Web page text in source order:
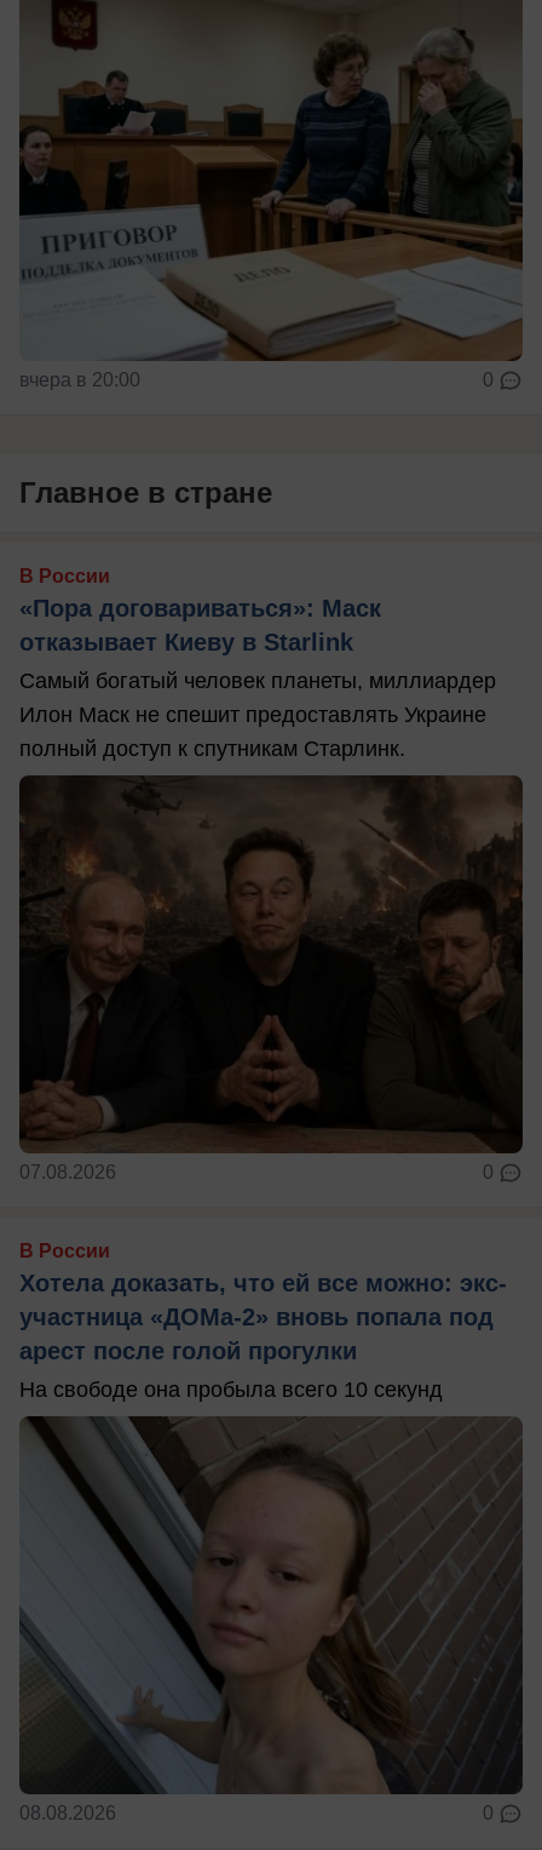
вчера в 20:00 0
Главное в стране
В России
«Пора договариваться»: Маск
отказывает Киеву в Starlink
Самый богатый человек планеты, миллиардер
Илон Маск не спешит предоставлять Украине
полный доступ к спутникам Старлинк.
07.08.2026 0
В России
Хотела доказать, что ей все можно: экс-
участница «ДОМа-2» вновь попала под
арест после голой прогулки
На свободе она пробыла всего 10 секунд
08.08.2026 0